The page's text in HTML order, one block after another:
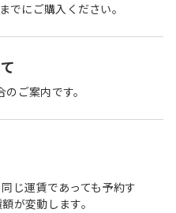
でにご購入ください。
ご案内です。
じ運賃であっても予約す
が変動します。